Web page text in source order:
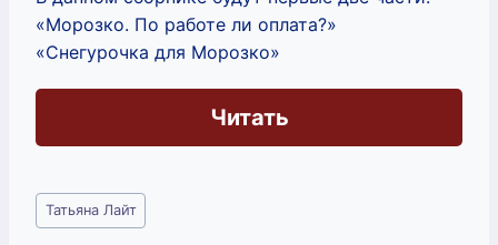
«Морозко. По работе ли оплата?»
«Снегурочка для Морозко»
Читать
Метки
записи:
Татьяна Лайт